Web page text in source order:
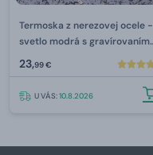
Termoska z nerezovej ocele -
svetlo modrá s gravírovaním
350 ml
23,99 €
U VÁS:10.8.2026